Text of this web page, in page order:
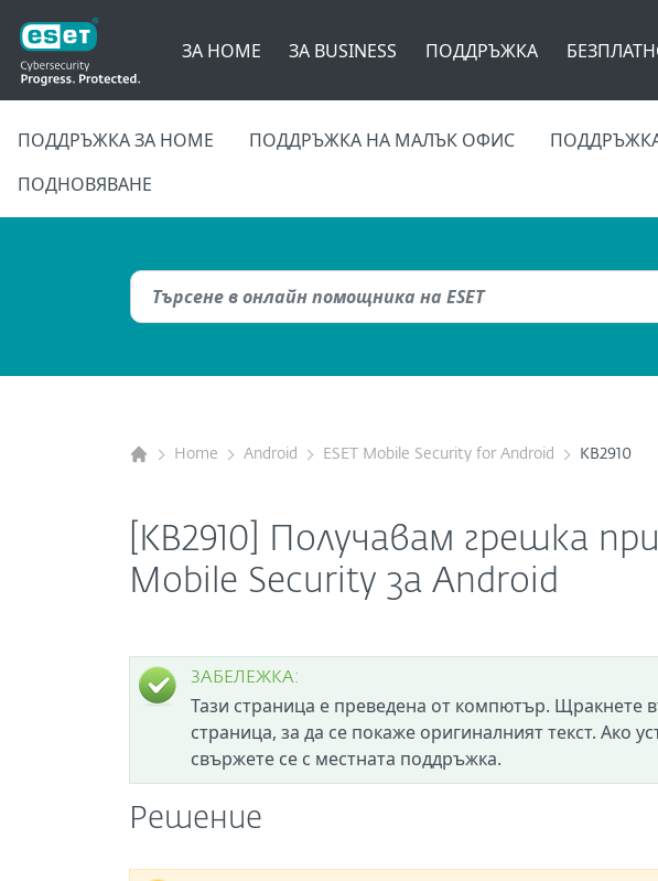
ЗА HOME ЗА BUSINESS ПОДДРЪЖКА
ПОДДРЪЖКА ЗА HOME ПОДДРЪЖКА НА МАЛЪК ОФИС ПОДДРЪЖКА
ПОДНОВЯВАНЕ
Home Android ESET Mobile Security for Android KB2910
[KB2910] Получавам грешка
Mobile Security за Android
ЗАБЕЛЕЖКА:
Тази страница е преведена от компютър. Щракнете
страница, за да се покаже оригиналният текст. Ако
свържете се с местната поддръжка.
Решение